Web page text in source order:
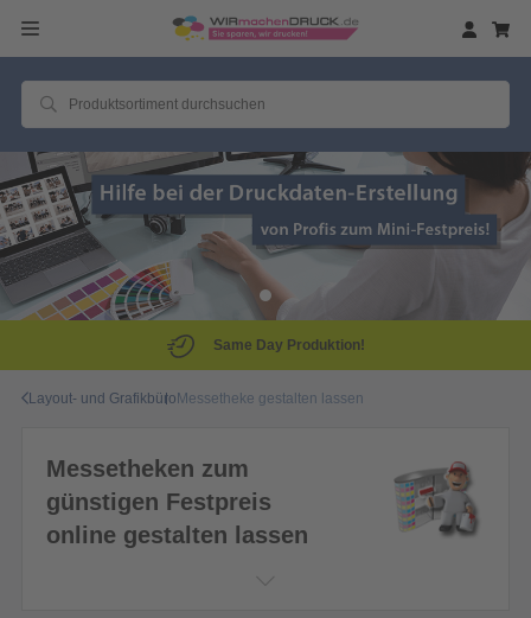
Same Day Produktion!
Layout- und GrafikbüroMessetheke gestalten lassen
Messetheken zum
günstigen Festpreis
online gestalten lassen